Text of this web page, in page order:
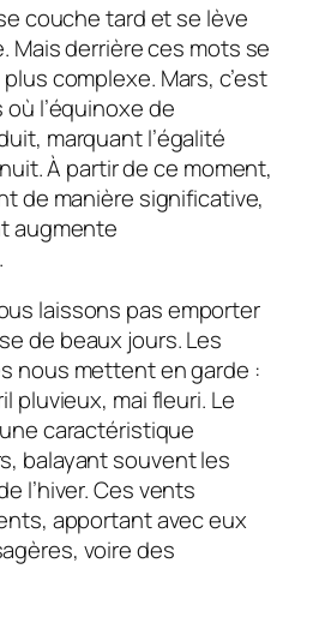
couche tard et se lève
Mais derrière ces mots se
complexe. Mars, c’est
l’équinoxe de
marquant l’égalité
À partir de ce moment,
de manière significative,
augmente
laissons pas emporter
de beaux jours. Les
nous mettent en garde :
pluvieux, mai fleuri. Le
caractéristique
balayant souvent les
l’hiver. Ces vents
apportant avec eux
voire des